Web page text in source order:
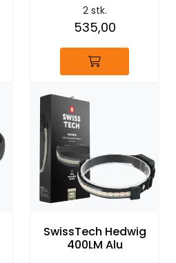
2 stk.
535,00
SwissTech Hedwig
400LM Alu